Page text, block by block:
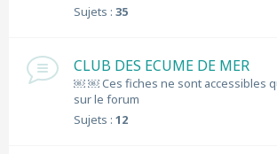
Sujets : 35
CLUB DES ECUME DE MER
￼ ￼ Ces fiches ne sont accessibles
sur le forum
Sujets : 12